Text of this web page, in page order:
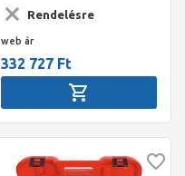
Rendelésre
web ár
332 727 Ft